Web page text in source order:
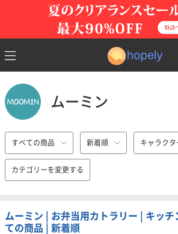
ムーミン
すべての商品 新着順 キャラクタ
カテゴリーを変更する
ムーミン | お弁当用カトラリー | キッ
ての商品 | 新着順